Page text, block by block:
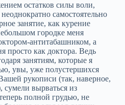
остатков силы воли,
самостоятельно
занятие, как курение
городке меня
антитабашником, а
просто как доктора. Ведь
занятиям, которые я
увы, уже полустершихся
рукописи (так, наверное,
сумели вырваться из
полной грудью, не